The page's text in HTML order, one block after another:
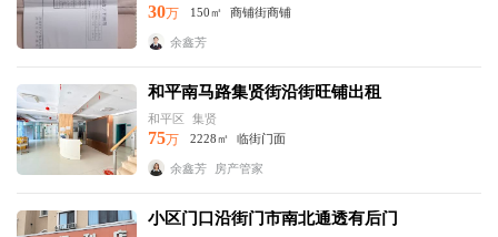
30万 150㎡ 商铺街商铺
余鑫芳
和平南马路集贤街沿街旺铺出租
和平区 集贤
75万 2228㎡ 临街门面
余鑫芳 房产管家
小区门口沿街门市南北通透有后门